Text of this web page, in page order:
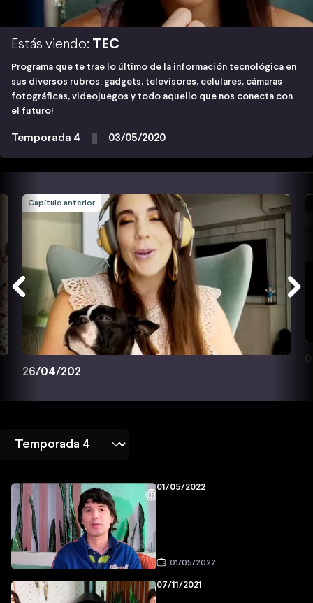
Estás viendo: TEC
Programa que te trae lo último de la información tecnológica en
sus diversos rubros: gadgets, televisores, celulares, cámaras
fotográficas, videojuegos y todo aquello que nos conecta con
el futuro!
Temporada 4 03/05/2020
Capítulo anterior
26/04/202
01/05/2022
01/05/2022
07/11/2021